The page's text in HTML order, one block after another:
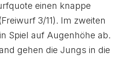
einen knappe
3/11). Im zweiten
Spiel auf Augenhöhe ab.
gehen die Jungs in die